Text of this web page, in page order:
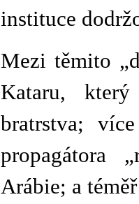
instituce
Mezi těmito
Kataru,
bratrstva;
propagátora
Arábie; a